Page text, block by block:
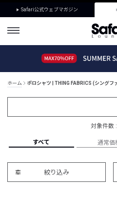
Safari公式ウェブマガジン
ホーム ポロシャツ | THING FABRICS (シングフ
対象件数
すべて 通常価
絞り込み